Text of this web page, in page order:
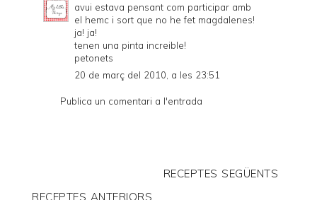
avui estava pensant com participar amb
el hemc i sort que no he fet magdalenes!
ja! ja!
tenen una pinta increible!
petonets
20 de març del 2010, a les 23:51
Publica un comentari a l'entrada
RECEPTES SEGÜENTS
RECEPTES ANTERIORS